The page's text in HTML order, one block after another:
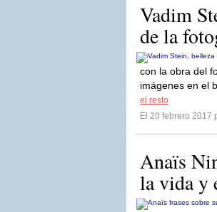
Vadim
de la
con la obra del
imágenes en el
el resto
El 20 febrero 2017
Anaïs
la vida y